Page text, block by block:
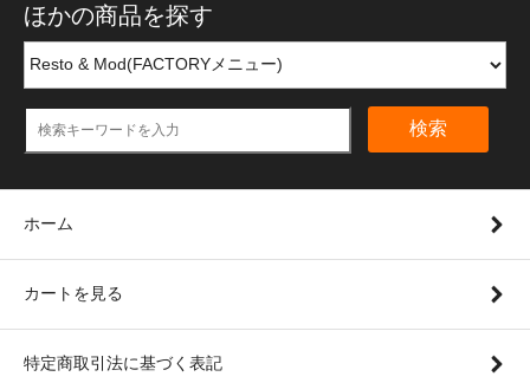
ほかの商品を探す
検索
ホーム
カートを見る
特定商取引法に基づく表記